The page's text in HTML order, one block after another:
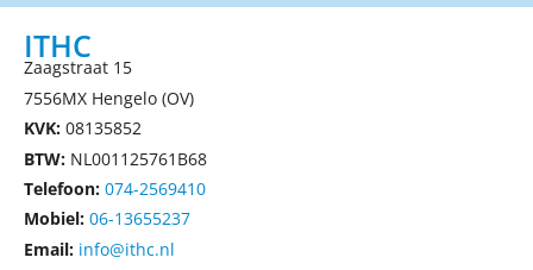
ITHC
Zaagstraat 15
7556MX Hengelo (OV)
KVK: 08135852
BTW: NL001125761B68
Telefoon: 074-2569410
Mobiel: 06-13655237
Email: info@ithc.nl